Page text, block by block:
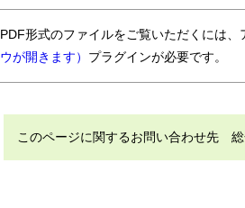
PDF形式のファイルをご覧いただくには
ウが開きます） プラグインが必要です。
このページに関するお問い合わせ先